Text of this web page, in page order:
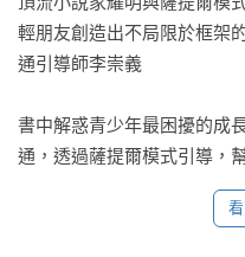
輕朋友創造出不局限於框架
通引導師李崇義
書中解惑青少年最困擾的成
通，透過薩提爾模式引導，
山。讓孩子更有勇氣去挑戰
邁進，打造屬於自己的黃金